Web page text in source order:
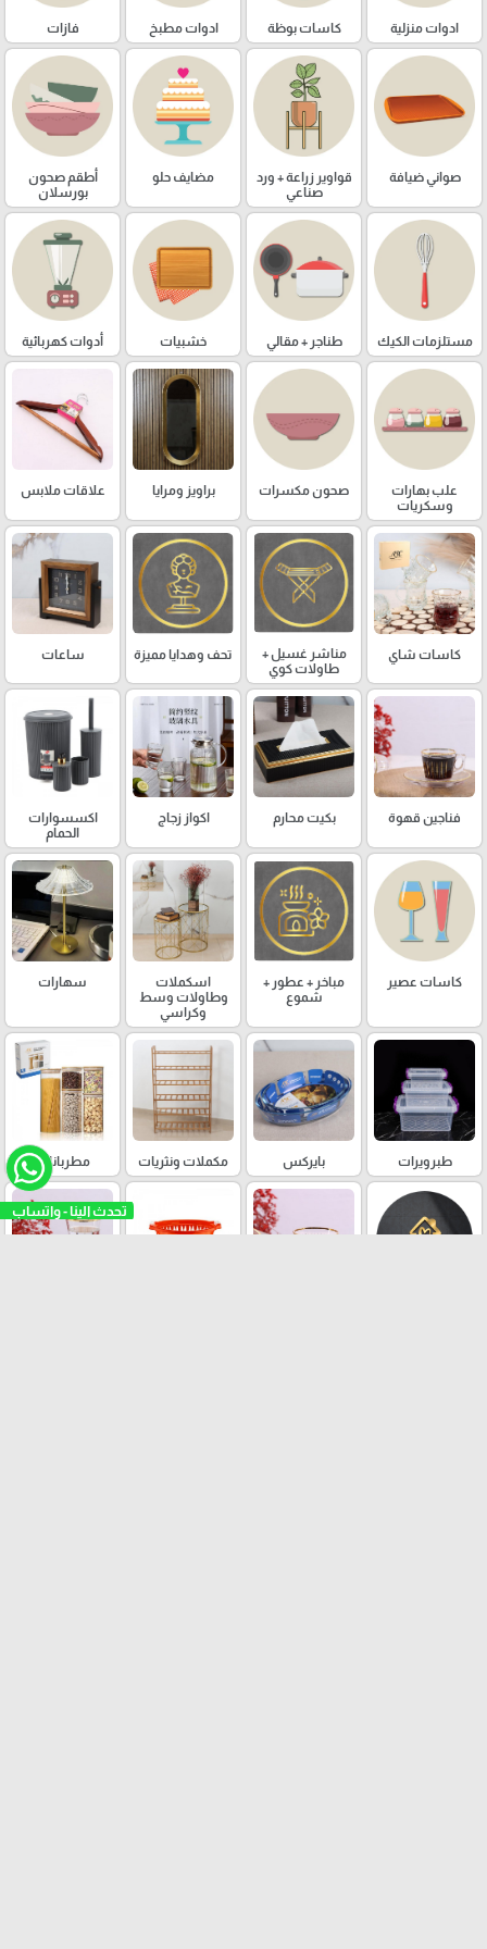
تحدث الينا - واتساب
ادوات منزلية كاسات بوظة ادوات مطبخ فازات
صواني ضيافة
قواوير زراعة + ورد
صناعي
مضايف حلو
أطقم صحون
بورسلان
مستلزمات الكيك طناجر + مقالي خشبيات أدوات كهربائية
علب بهارات
وسكريات
صحون مكسرات براويز ومرايا علاقات ملابس
كاسات شاي
مناشر غسيل +
طاولات كوي
تحف وهدايا مميزة ساعات
فناجين قهوة بكيت محارم اكواز زجاج
اكسسوارات
الحمام
كاسات عصير
مباخر + عطور +
شموع
اسكملات
وطاولات وسط
وكراسي
سهارات
طبرويرات بايركس مكملات ونثريات مطربانات